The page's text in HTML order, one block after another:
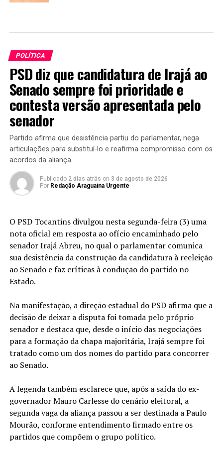
POLÍTICA
PSD diz que candidatura de Irajá ao
Senado sempre foi prioridade e
contesta versão apresentada pelo
senador
Partido afirma que desistência partiu do parlamentar, nega
articulações para substituí-lo e reafirma compromisso com os
acordos da aliança.
Publicado 2 dias atrás on 3 de agosto de 2026
Por Redação Araguaina Urgente
O PSD Tocantins divulgou nesta segunda-feira (3) uma
nota oficial em resposta ao ofício encaminhado pelo
senador Irajá Abreu, no qual o parlamentar comunica
sua desistência da construção da candidatura à reeleição
ao Senado e faz críticas à condução do partido no
Estado.
Na manifestação, a direção estadual do PSD afirma que a
decisão de deixar a disputa foi tomada pelo próprio
senador e destaca que, desde o início das negociações
para a formação da chapa majoritária, Irajá sempre foi
tratado como um dos nomes do partido para concorrer
ao Senado.
A legenda também esclarece que, após a saída do ex-
governador Mauro Carlesse do cenário eleitoral, a
segunda vaga da aliança passou a ser destinada a Paulo
Mourão, conforme entendimento firmado entre os
partidos que compõem o grupo político.